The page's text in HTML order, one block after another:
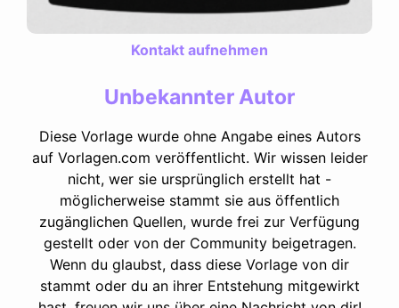
Kontakt aufnehmen
Unbekannter Autor
Diese Vorlage wurde ohne Angabe eines Autors
auf Vorlagen.com veröffentlicht. Wir wissen leider
nicht, wer sie ursprünglich erstellt hat -
möglicherweise stammt sie aus öffentlich
zugänglichen Quellen, wurde frei zur Verfügung
gestellt oder von der Community beigetragen.
Wenn du glaubst, dass diese Vorlage von dir
stammt oder du an ihrer Entstehung mitgewirkt